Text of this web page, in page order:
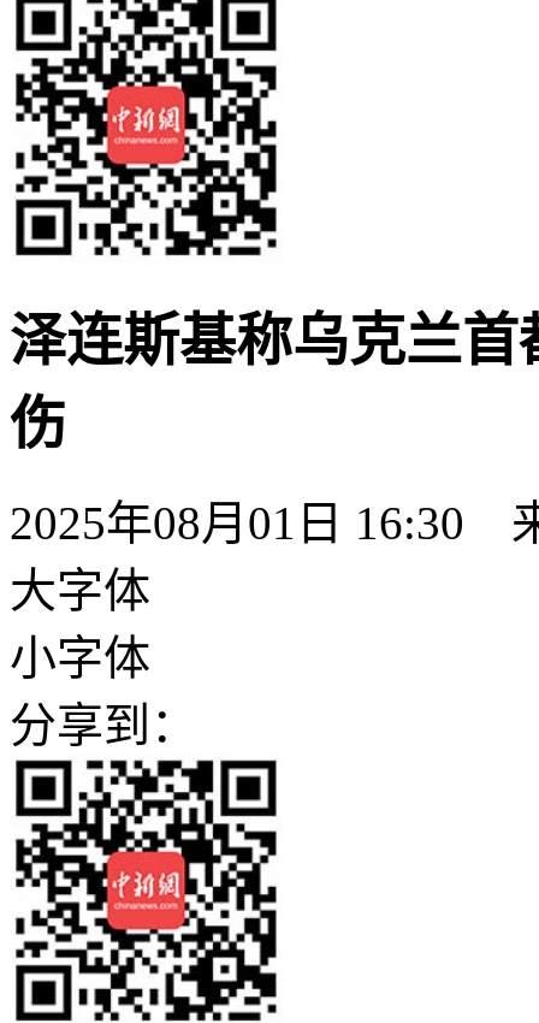
泽连斯基称乌克兰首
伤
2025年08月01日 16:30
大字体
小字体
分享到：